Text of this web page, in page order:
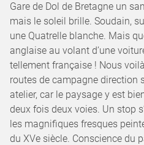
Gare de Dol de Bretagne un
mais le soleil brille. Soudain,
une Quatrelle blanche. Mais
anglaise au volant d’une
tellement française ! Nous
routes de campagne direction
atelier, car le paysage y est
deux fois deux voies. Un stop
les magnifiques fresques
du XVe siècle. Conscience du